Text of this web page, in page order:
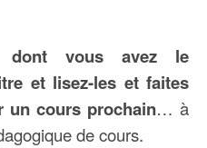
dont vous avez le
et lisez-les et faites
un cours prochain… à
de cours.